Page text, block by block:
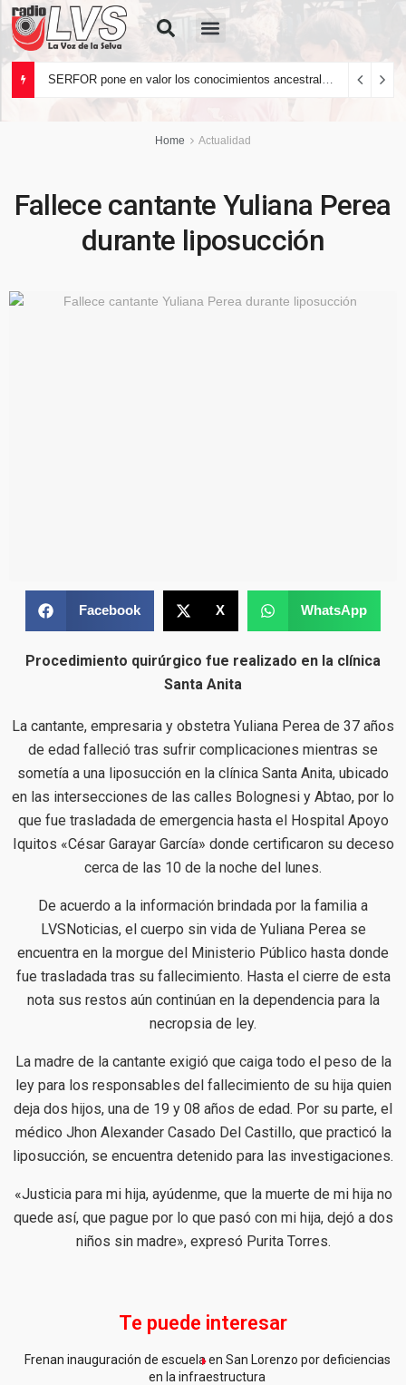
Home Actualidad
Fallece cantante Yuliana Perea
durante liposucción
Facebook X WhatsApp
Procedimiento quirúrgico fue realizado en la clínica
Santa Anita
La cantante, empresaria y obstetra Yuliana Perea de 37 años
de edad falleció tras sufrir complicaciones mientras se
sometía a una liposucción en la clínica Santa Anita, ubicado
en las intersecciones de las calles Bolognesi y Abtao, por lo
que fue trasladada de emergencia hasta el Hospital Apoyo
Iquitos «César Garayar García» donde certificaron su deceso
cerca de las 10 de la noche del lunes.
De acuerdo a la información brindada por la familia a
LVSNoticias, el cuerpo sin vida de Yuliana Perea se
encuentra en la morgue del Ministerio Público hasta donde
fue trasladada tras su fallecimiento. Hasta el cierre de esta
nota sus restos aún continúan en la dependencia para la
necropsia de ley.
La madre de la cantante exigió que caiga todo el peso de la
ley para los responsables del fallecimiento de su hija quien
deja dos hijos, una de 19 y 08 años de edad. Por su parte, el
médico Jhon Alexander Casado Del Castillo, que practicó la
liposucción, se encuentra detenido para las investigaciones.
«Justicia para mi hija, ayúdenme, que la muerte de mi hija no
quede así, que pague por lo que pasó con mi hija, dejó a dos
niños sin madre», expresó Purita Torres.
Te puede interesar
Frenan inauguración de escuela en San Lorenzo por deficiencias
en la infraestructura